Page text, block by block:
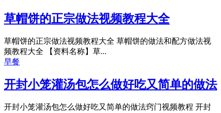
草帽饼的正宗做法视频教程大全
草帽饼的正宗做法视频教程大全 草帽饼的做法和配方做法视
频教程大全 【资料名称】草...
早餐
开封小笼灌汤包怎么做好吃又简单的做法
开封小笼灌汤包怎么做好吃又简单的做法窍门视频教程 开封